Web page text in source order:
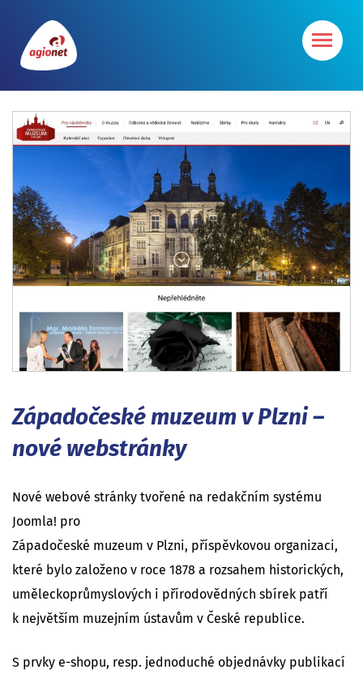
Západočeské muzeum v Plzni –
nové webstránky
Nové webové stránky tvořené na redakčním systému
Joomla! pro
Západočeské muzeum v Plzni, příspěvkovou organizaci,
které bylo založeno v roce 1878 a rozsahem historických,
uměleckoprůmyslových i přírodovědných sbírek patří
k největším muzejním ústavům v České republice.
S prvky e-shopu, resp. jednoduché objednávky publikací